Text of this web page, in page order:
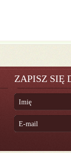
ZAPISZ SIĘ